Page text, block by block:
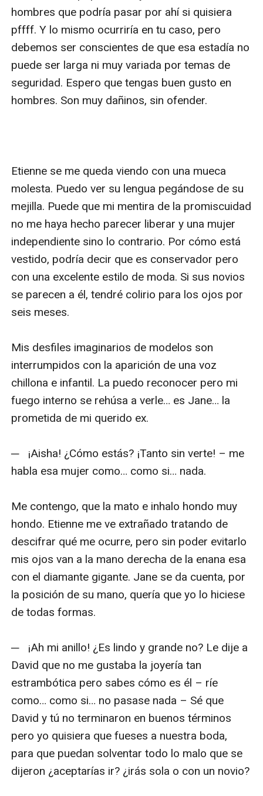
hombres que podría pasar por ahí si quisiera
pffff. Y lo mismo ocurriría en tu caso, pero
debemos ser conscientes de que esa estadía no
puede ser larga ni muy variada por temas de
seguridad. Espero que tengas buen gusto en
hombres. Son muy dañinos, sin ofender.
Etienne se me queda viendo con una mueca
molesta. Puedo ver su lengua pegándose de su
mejilla. Puede que mi mentira de la promiscuidad
no me haya hecho parecer liberar y una mujer
independiente sino lo contrario. Por cómo está
vestido, podría decir que es conservador pero
con una excelente estilo de moda. Si sus novios
se parecen a él, tendré colirio para los ojos por
seis meses.
Mis desfiles imaginarios de modelos son
interrumpidos con la aparición de una voz
chillona e infantil. La puedo reconocer pero mi
fuego interno se rehúsa a verle… es Jane… la
prometida de mi querido ex.
─   ¡Aisha! ¿Cómo estás? ¡Tanto sin verte! – me
habla esa mujer como… como si… nada.
Me contengo, que la mato e inhalo hondo muy
hondo. Etienne me ve extrañado tratando de
descifrar qué me ocurre, pero sin poder evitarlo
mis ojos van a la mano derecha de la enana esa
con el diamante gigante. Jane se da cuenta, por
la posición de su mano, quería que yo lo hiciese
de todas formas.
─   ¡Ah mi anillo! ¿Es lindo y grande no? Le dije a
David que no me gustaba la joyería tan
estrambótica pero sabes cómo es él – ríe
como… como si… no pasase nada – Sé que
David y tú no terminaron en buenos términos
pero yo quisiera que fueses a nuestra boda,
para que puedan solventar todo lo malo que se
dijeron ¿aceptarías ir? ¿irás sola o con un novio?